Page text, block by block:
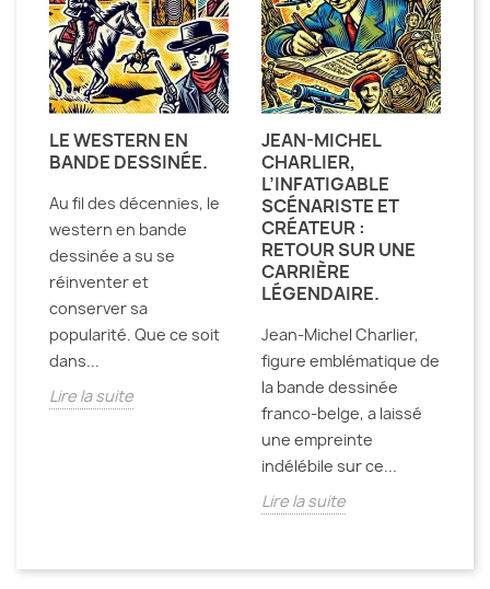
LE WESTERN EN
BANDE DESSINÉE.
Au fil des décennies, le
western en bande
dessinée a su se
réinventer et
conserver sa
popularité. Que ce soit
dans...
Lire la suite
JEAN-MICHEL
CHARLIER,
L’INFATIGABLE
SCÉNARISTE ET
CRÉATEUR :
RETOUR SUR UNE
CARRIÈRE
LÉGENDAIRE.
Jean-Michel Charlier,
figure emblématique de
la bande dessinée
franco-belge, a laissé
une empreinte
indélébile sur ce...
Lire la suite